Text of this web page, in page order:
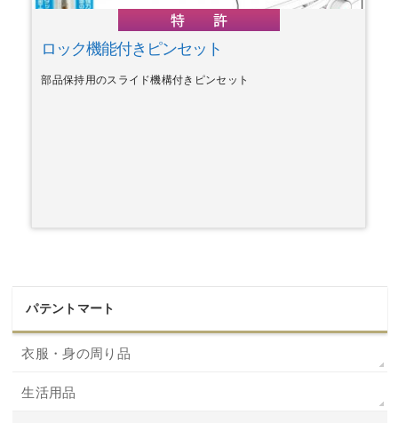
ロック機能付きピンセット
部品保持用のスライド機構付きピンセット
パテントマート
衣服・身の周り品
生活用品